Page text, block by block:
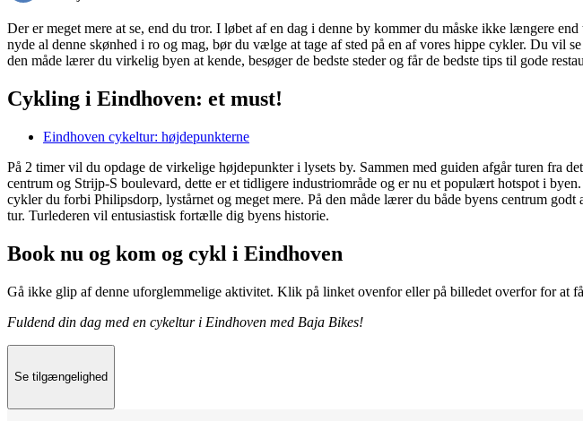
Der er meget mere at se, end du tror. I løbet af en dag i denne by kommer du måske ikke længere
nyde al denne skønhed i ro og mag, bør du vælge at tage af sted på en af vores hippe cykler. Du vil
den måde lærer du virkelig byen at kende, besøger de bedste steder og får de bedste tips til gode
Cykling i Eindhoven: et must!
Eindhoven cykeltur: højdepunkterne
På 2 timer vil du opdage de virkelige højdepunkter i lysets by. Sammen med guiden afgår turen fra
centrum og Strijp-S boulevard, dette er et tidligere industriområde og er nu et populært hotspot i
cykler du forbi Philipsdorp, lystårnet og meget mere. På den måde lærer du både byens centrum
tur. Turlederen vil entusiastisk fortælle dig byens historie.
Book nu og kom og cykl i Eindhoven
Gå ikke glip af denne uforglemmelige aktivitet. Klik på linket ovenfor eller på billedet overfor for at
Fuldend din dag med en cykeltur i Eindhoven med Baja Bikes!
Se tilgængelighed